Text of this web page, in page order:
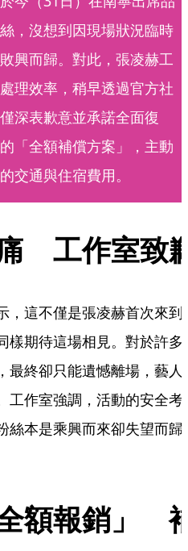
，沒想到因現場狀況臨時
興而歸。對此，張凌赫工
理效率，稍早透過官方社
深表歉意並承諾全面復
「全額補償方案」，主動
交通與住宿費用。
　工作室致
，這不僅是張凌赫首次來到
樣期待這場相見。對於許多
最終卻只能遺憾離場，藝人
工作室強調，活動的安全考
絲本是乘興而來卻失望而歸
額報銷」　